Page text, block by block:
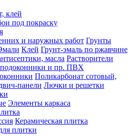
клей
под покраску
и наружных работ Грунты
Клей Грунт-эмаль по ржавчине
масла Растворители
и пр. ПВХ
Поликарбонат сотовый,
панели Лючки и решетки
Элементы каркаса
Керамическая плитка
плитки